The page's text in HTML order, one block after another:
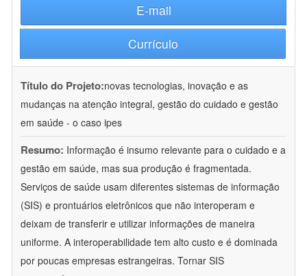
E-mail
Currículo
Título do Projeto:novas tecnologias, inovação e as
mudanças na atenção integral, gestão do cuidado e gestão
em saúde - o caso ipes
Resumo: Informação é insumo relevante para o cuidado e a
gestão em saúde, mas sua produção é fragmentada.
Serviços de saúde usam diferentes sistemas de informação
(SIS) e prontuários eletrônicos que não interoperam e
deixam de transferir e utilizar informações de maneira
uniforme. A interoperabilidade tem alto custo e é dominada
por poucas empresas estrangeiras. Tornar SIS